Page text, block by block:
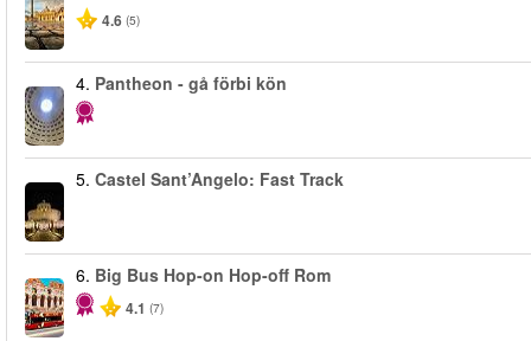
4.6 (5)
4. Pantheon - gå förbi kön
5. Castel Sant’Angelo: Fast Track
6. Big Bus Hop-on Hop-off Rom
4.1 (7)